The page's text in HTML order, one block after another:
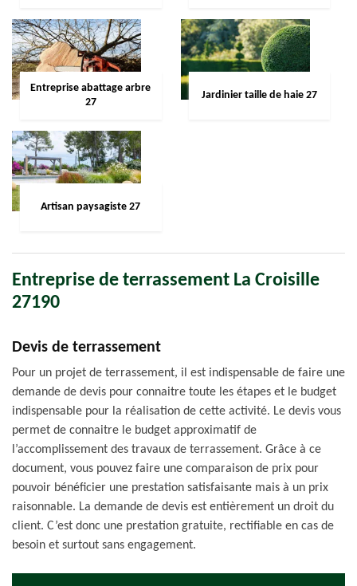
Entreprise abattage arbre
27
Jardinier taille de haie 27
Artisan paysagiste 27
Entreprise de terrassement La Croisille
27190
Devis de terrassement
Pour un projet de terrassement, il est indispensable de faire une
demande de devis pour connaitre toute les étapes et le budget
indispensable pour la réalisation de cette activité. Le devis vous
permet de connaitre le budget approximatif de
l’accomplissement des travaux de terrassement. Grâce à ce
document, vous pouvez faire une comparaison de prix pour
pouvoir bénéficier une prestation satisfaisante mais à un prix
raisonnable. La demande de devis est entièrement un droit du
client. C’est donc une prestation gratuite, rectifiable en cas de
besoin et surtout sans engagement.